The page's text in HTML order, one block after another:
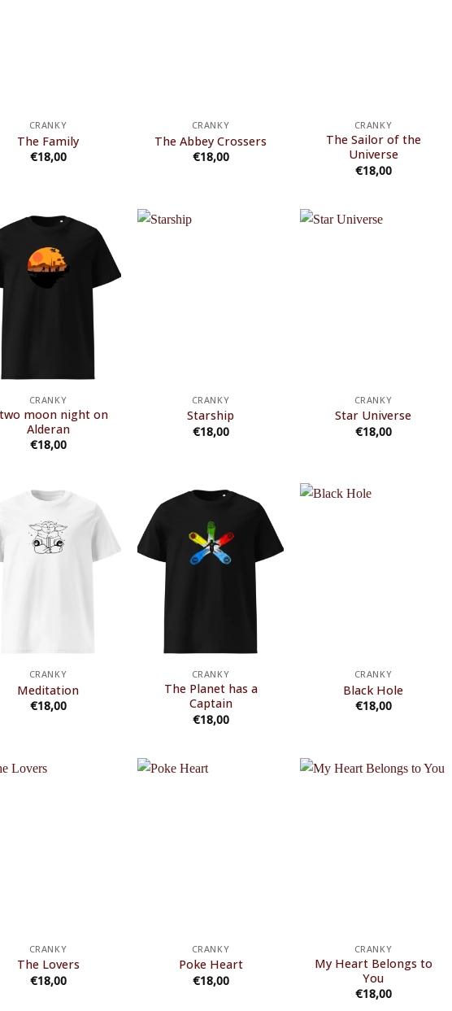
CRANKY
The Family
€18,00
CRANKY
The Abbey Crossers
€18,00
CRANKY
The Sailor of the
Universe
€18,00
CRANKY
moon night on
Alderan
€18,00
CRANKY
Starship
€18,00
CRANKY
Star Universe
€18,00
CRANKY
Meditation
€18,00
CRANKY
The Planet has a
Captain
€18,00
CRANKY
Black Hole
€18,00
CRANKY
The Lovers
€18,00
CRANKY
Poke Heart
€18,00
CRANKY
My Heart Belongs to
You
€18,00